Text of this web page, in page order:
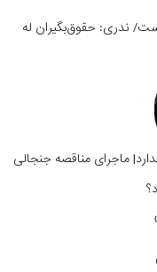
ندری: حقوق‌بگیران له
ماجرای مناقصه جنجالی